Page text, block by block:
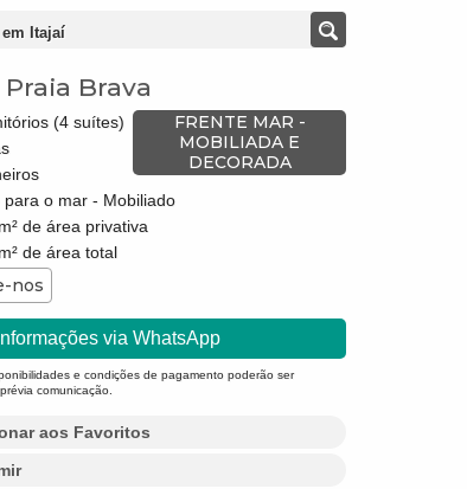
Itajaí
Praia Brava
FRENTE MAR -
MOBILIADA E
DECORADA
(4 suítes)
para o mar - Mobiliado
de área privativa
de área total
nos
via WhatsApp
e condições de pagamento poderão ser
comunicação.
aos Favoritos